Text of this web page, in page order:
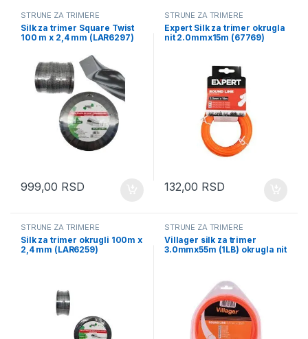
STRUNE ZA TRIMERE
Silk za trimer Square Twist
100 m x 2,4 mm (LAR6297)
999,00 RSD
STRUNE ZA TRIMERE
Expert Silk za trimer okrugla
nit 2.0mmx15m (67769)
132,00 RSD
STRUNE ZA TRIMERE
Silk za trimer okrugli 100m x
2,4 mm (LAR6259)
STRUNE ZA TRIMERE
Villager silk za trimer
3.0mmx55m (1LB) okrugla nit